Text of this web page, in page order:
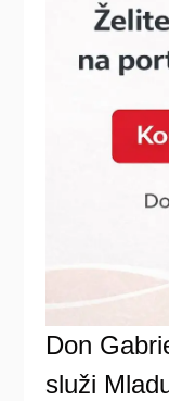
Don
služi